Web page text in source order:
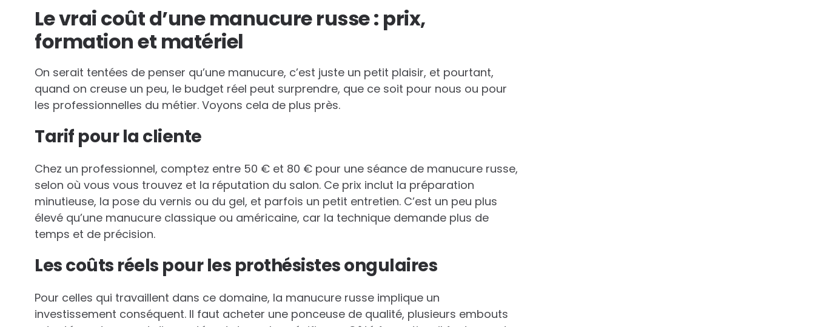
Le vrai coût d’une manucure russe : prix,
formation et matériel
On serait tentées de penser qu’une manucure, c’est juste un petit plaisir, et pourtant,
quand on creuse un peu, le budget réel peut surprendre, que ce soit pour nous ou pour
les professionnelles du métier. Voyons cela de plus près.
Tarif pour la cliente
Chez un professionnel, comptez entre 50 € et 80 € pour une séance de manucure russe,
selon où vous vous trouvez et la réputation du salon. Ce prix inclut la préparation
minutieuse, la pose du vernis ou du gel, et parfois un petit entretien. C’est un peu plus
élevé qu’une manucure classique ou américaine, car la technique demande plus de
temps et de précision.
Les coûts réels pour les prothésistes ongulaires
Pour celles qui travaillent dans ce domaine, la manucure russe implique un
investissement conséquent. Il faut acheter une ponceuse de qualité, plusieurs embouts